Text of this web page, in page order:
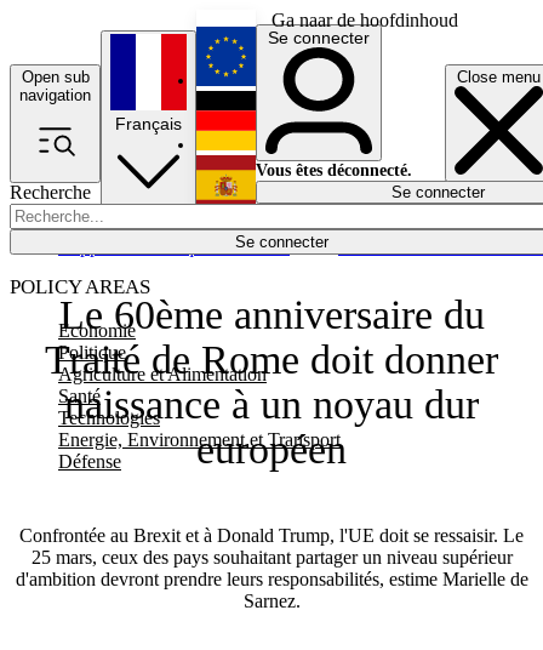
Ga naar de hoofdinhoud
Open sub
navigation
Close menu
Recherche
Se connecter
POLICY AREAS
Economie
Politique
Agriculture et Alimentation
Santé
Technologies
Energie, Environnement et Transport
Défense
Économie
Français
English
Deutsch
Español
Se connecter
Vous êtes déconnecté.
Se connecter
Le 60ème anniversaire du
Traité de Rome doit donner
naissance à un noyau dur
européen
Confrontée au Brexit et à Donald Trump, l'UE doit se ressaisir. Le
25 mars, ceux des pays souhaitant partager un niveau supérieur
d'ambition devront prendre leurs responsabilités, estime Marielle de
Sarnez.